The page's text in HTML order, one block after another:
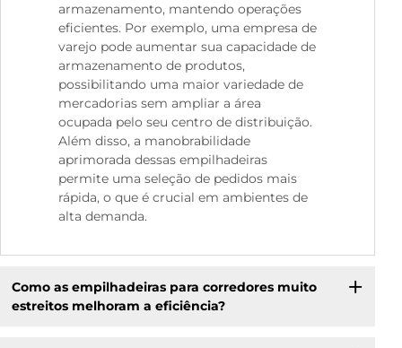
armazenamento, mantendo operações
eficientes. Por exemplo, uma empresa de
varejo pode aumentar sua capacidade de
armazenamento de produtos,
possibilitando uma maior variedade de
mercadorias sem ampliar a área
ocupada pelo seu centro de distribuição.
Além disso, a manobrabilidade
aprimorada dessas empilhadeiras
permite uma seleção de pedidos mais
rápida, o que é crucial em ambientes de
alta demanda.
Como as empilhadeiras para corredores muito
estreitos melhoram a eficiência?